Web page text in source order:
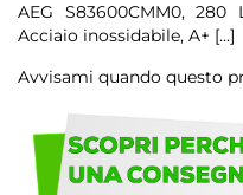
AEG S83600CMM0,
Acciaio inossidabile, A+ [...]
Avvisami quando questo
Scegli
di
non